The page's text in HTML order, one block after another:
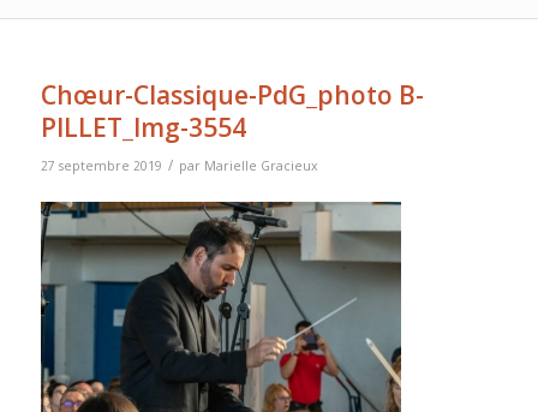
Chœur-Classique-PdG_photo B-
PILLET_Img-3554
27 septembre 2019 / par Marielle Gracieux